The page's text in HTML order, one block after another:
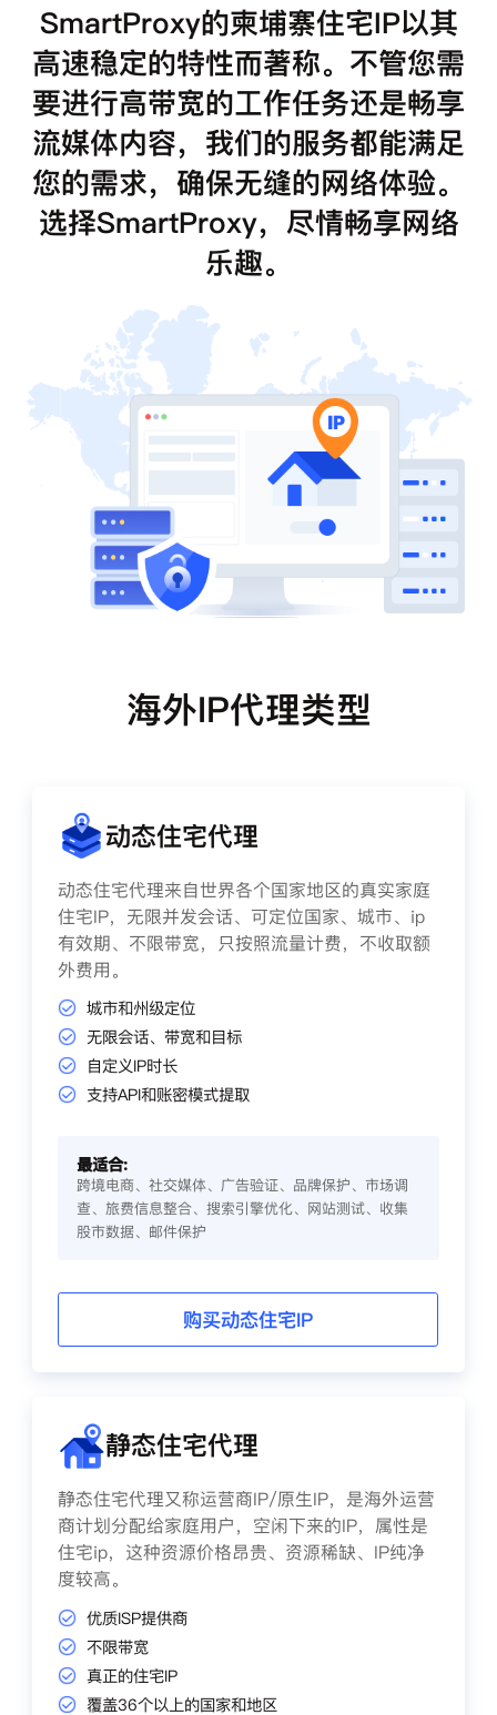
SmartProxy的柬埔寨住宅IP以其
高速稳定的特性而著称。不管您需
要进行高带宽的工作任务还是畅享
流媒体内容，我们的服务都能满足
您的需求，确保无缝的网络体验。
选择SmartProxy，尽情畅享网络
乐趣。
海外IP代理类型
动态住宅代理
动态住宅代理来自世界各个国家地区的真实家庭
住宅IP，无限并发会话、可定位国家、城市、ip
有效期、不限带宽，只按照流量计费，不收取额
外费用。
城市和州级定位
无限会话、带宽和目标
自定义IP时长
支持API和账密模式提取
最适合:
跨境电商、社交媒体、广告验证、品牌保护、市场调
查、旅费信息整合、搜索引擎优化、网站测试、收集
股市数据、邮件保护
购买动态住宅IP
静态住宅代理
静态住宅代理又称运营商IP/原生IP，是海外运营
商计划分配给家庭用户，空闲下来的IP，属性是
住宅ip，这种资源价格昂贵、资源稀缺、IP纯净
度较高。
优质ISP提供商
不限带宽
真正的住宅IP
覆盖36个以上的国家和地区